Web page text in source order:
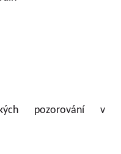
pozorování v